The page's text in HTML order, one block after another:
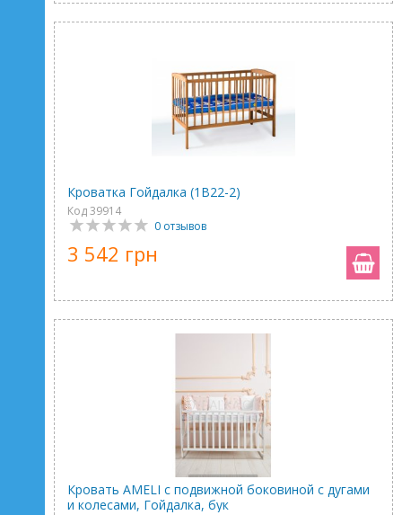
Кроватка Гойдалка (1В22-2)
Код 39914
0 отзывов
3 542 грн
Кровать AMELI с подвижной боковиной с дугами
и колесами, Гойдалка, бук